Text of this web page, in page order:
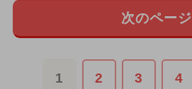
次のページ
1 2 3 4